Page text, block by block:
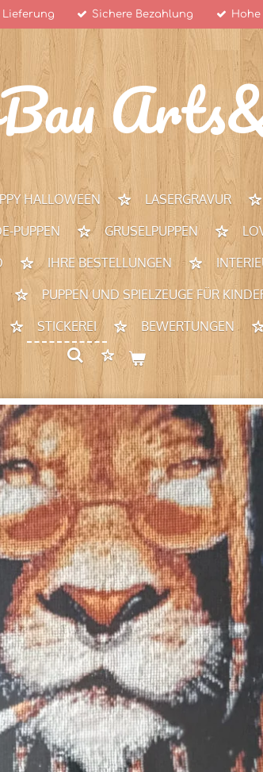
Lieferung Sichere Bezahlung
HALLOWEEN LASERGRAVUR
PUPPEN GRUSELPUPPEN
IHRE BESTELLUNGEN
PUPPEN UND SPIELZEUGE FÜR
STICKEREI BEWERTUNGEN